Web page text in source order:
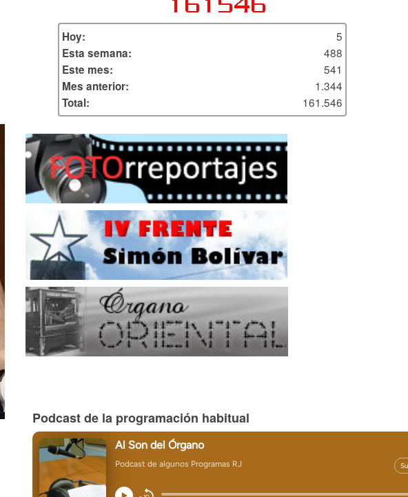
Hoy:
5
Esta semana:
488
Este mes:
541
Mes anterior:
1.344
Total:
161.546
Podcast de la programación habitual